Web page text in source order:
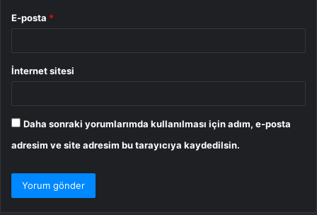
E-posta *
İnternet sitesi
Daha sonraki yorumlarımda kullanılması için adım, e-posta
adresim ve site adresim bu tarayıcıya kaydedilsin.